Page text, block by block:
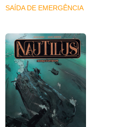
SAÍDA DE EMERGÊNCIA